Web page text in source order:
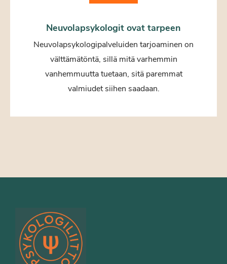
Neuvolapsykologit ovat tarpeen
Neuvolapsykologipalveluiden tarjoaminen on
välttämätöntä, sillä mitä varhemmin
vanhemmuutta tuetaan, sitä paremmat
valmiudet siihen saadaan.